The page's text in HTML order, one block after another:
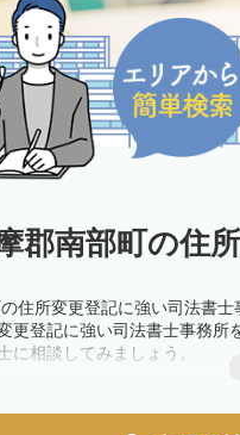
郡南部町の住
住所変更登記に強い司法書
更登記に強い司法書士事務
に相談してみましょう。